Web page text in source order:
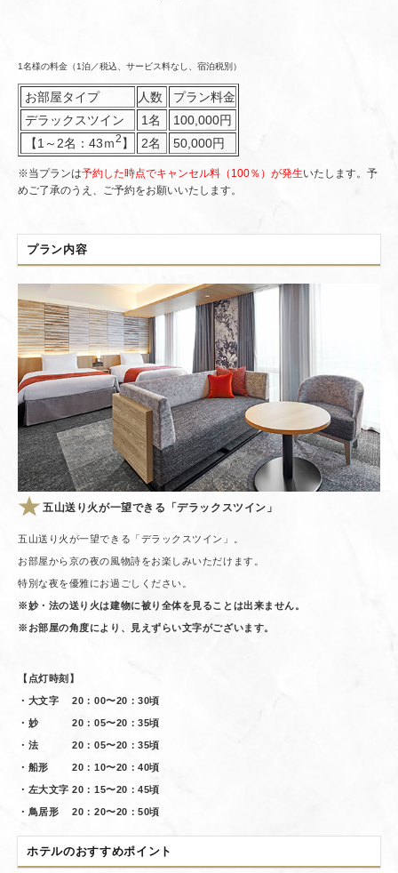
1名様の料金（1泊／税込、サービス料なし、宿泊税別）
お部屋タイプ 人数
プラン料金
デラックスツイン
1名
100,000円
【1～2名：43ｍ2 】 2名 50,000円
※当プランは予約した時点でキャンセル料（100％）が発生いたします。予
めご了承のうえ、ご予約をお願いいたします。
プラン内容
五山送り火が一望できる「デラックスツイン」
五山送り火が一望できる「デラックスツイン」。
お部屋から京の夜の風物詩をお楽しみいただけます。
特別な夜を優雅にお過ごしください。
※妙・法の送り火は建物に被り全体を見ることは出来ません。
※お部屋の角度により、見えずらい文字がございます。
【点灯時刻】
・大文字 20：00〜20：30頃
・妙 20：05〜20：35頃
・法 20：05〜20：35頃
・船形 20：10〜20：40頃
・左大文字 20：15〜20：45頃
・鳥居形 20：20〜20：50頃
ホテルのおすすめポイント